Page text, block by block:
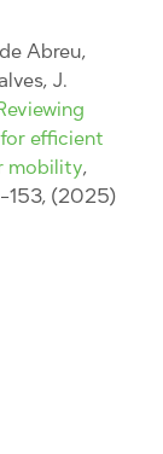
Abreu,
J.
efficient
mobility,
153, (2025)